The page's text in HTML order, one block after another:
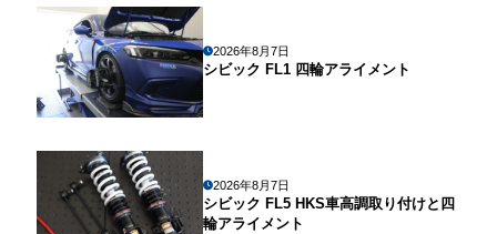
2026年8月7日
シビック FL1 四輪アライメント
2026年8月7日
シビック FL5 HKS車高調取り付けと四
輪アライメント